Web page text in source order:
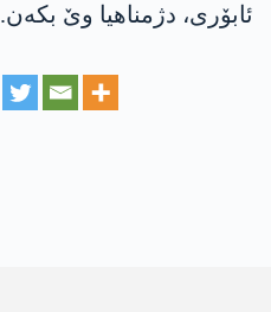
ئابۆری، دژمناھیا وێ بکەن.